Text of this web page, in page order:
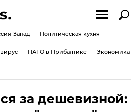
Запад Политическая кухня
НАТО в Прибалтике Экономика
за дешевизной: